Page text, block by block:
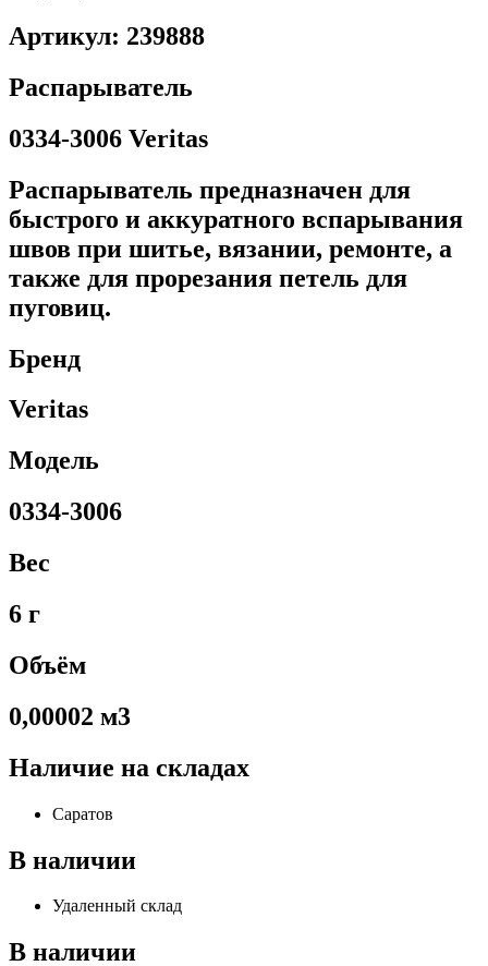
Артикул: 239888
Распарыватель
0334-3006 Veritas
Распарыватель предназначен для
быстрого и аккуратного вспарывания
швов при шитье, вязании, ремонте, а
также для прорезания петель для
пуговиц.
Бренд
Veritas
Модель
0334-3006
Вес
6 г
Объём
0,00002 м3
Наличие на складах
Саратов
В наличии
Удаленный склад
В наличии